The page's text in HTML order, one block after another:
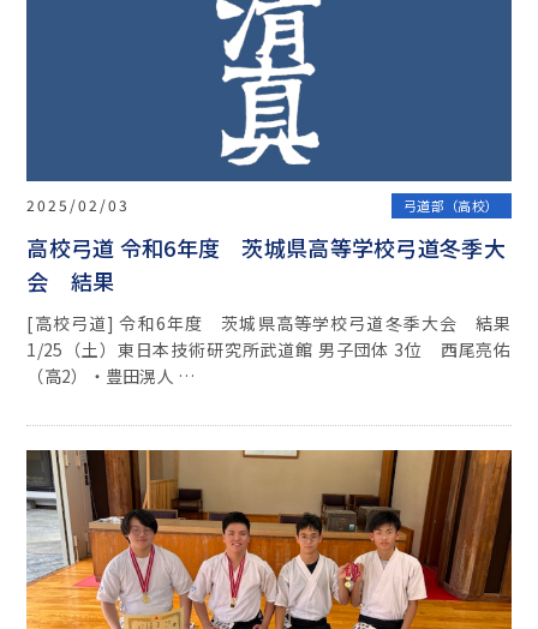
2025/02/03 弓道部（高校）
高校弓道 令和6年度 茨城県高等学校弓道冬季大
会 結果
[高校弓道] 令和6年度 茨城県高等学校弓道冬季大会 結果
1/25（土）東日本技術研究所武道館 男子団体 3位 西尾亮佑
（高2）・豊田滉人 …